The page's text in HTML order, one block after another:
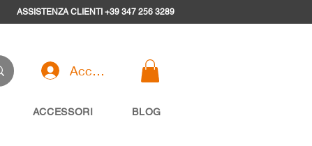
ASSISTENZA CLIENTI +39 347 256 3289
Accedi
ACCESSORI BLOG